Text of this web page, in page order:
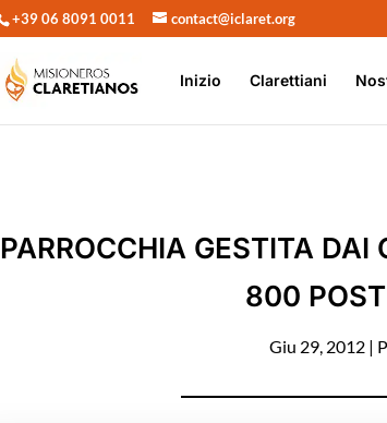
+39 06 8091 0011 contact@iclaret.org
Inizio Clarettiani
PARROCCHIA GESTITA
800
Giu 29, 2012 |